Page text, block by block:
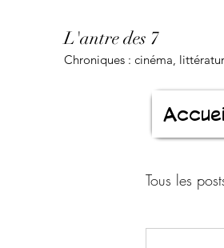
L'antre des 7
Chroniques : cinéma,
Tous les